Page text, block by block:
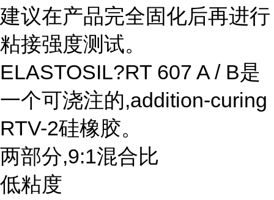
建议在产品完全固化后再进行
粘接强度测试。
ELASTOSIL?RT 607 A / B是
一个可浇注的,addition-curing
RTV-2硅橡胶。
两部分,9:1混合比
低粘度